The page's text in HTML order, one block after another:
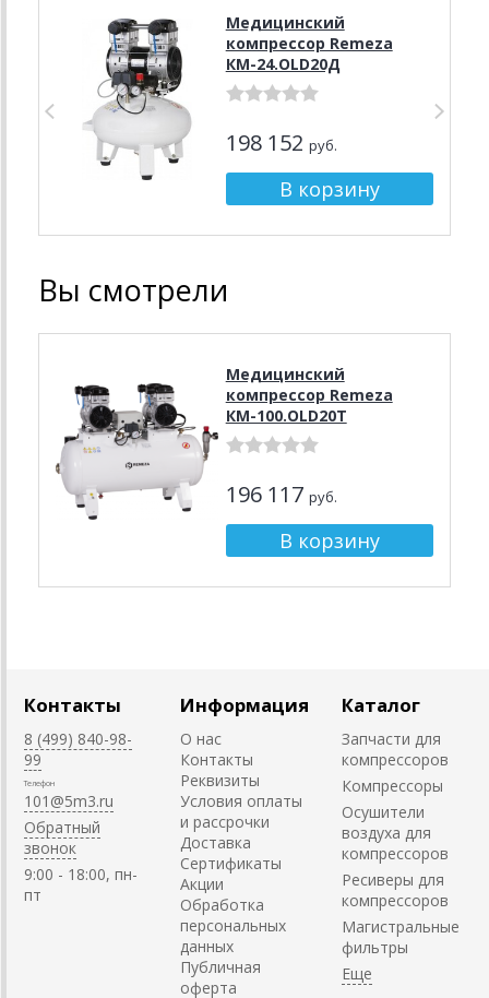
Медицинский
компрессор Remeza
КМ-24.OLD20Д
198 152 руб.
Вы смотрели
Медицинский
компрессор Remeza
КМ-100.OLD20Т
196 117 руб.
Контакты
8 (499) 840-98-
99
Телефон
101@5m3.ru
Обратный
звонок
9:00 - 18:00, пн-
пт
Информация
О нас
Контакты
Реквизиты
Условия оплаты
и рассрочки
Доставка
Сертификаты
Акции
Обработка
персональных
данных
Публичная
оферта
Каталог
Запчасти для
компрессоров
Компрессоры
Осушители
воздуха для
компрессоров
Ресиверы для
компрессоров
Магистральные
фильтры